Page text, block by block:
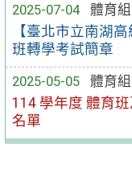
2025-07-04
體育組
【臺北市立南湖
班轉學考試簡章
2025-05-05
體育組
114 學年度 體育
名單